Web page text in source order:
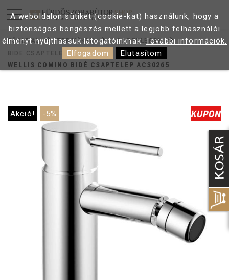
FŐOLDAL TERMÉKEK
CSAPTELEPEK
BIDE CSAPTELEP
WELLIS COMINO BIDÉ CSAPTELEP ACS0265
Akció! -5%
A weboldalon sütiket (cookie-kat) használunk, hogy a
biztonságos böngészés mellett a legjobb felhasználói
élményt nyújthassuk látogatóinknak.További információk.
Elfogadom
Elutasítom